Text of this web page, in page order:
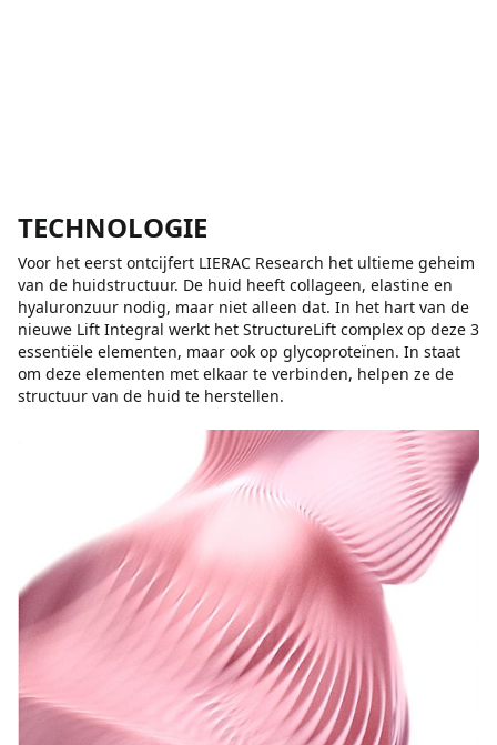
TECHNOLOGIE
Voor het eerst ontcijfert LIERAC Research het ultieme geheim
van de huidstructuur. De huid heeft collageen, elastine en
hyaluronzuur nodig, maar niet alleen dat. In het hart van de
nieuwe Lift Integral werkt het StructureLift complex op deze 3
essentiële elementen, maar ook op glycoproteïnen. In staat
om deze elementen met elkaar te verbinden, helpen ze de
structuur van de huid te herstellen.